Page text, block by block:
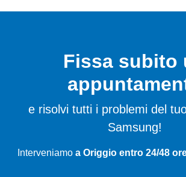
Fissa subito
e risolvi tutti i problemi del
Samsung!
Interveniamo a Origgio entro 24/48